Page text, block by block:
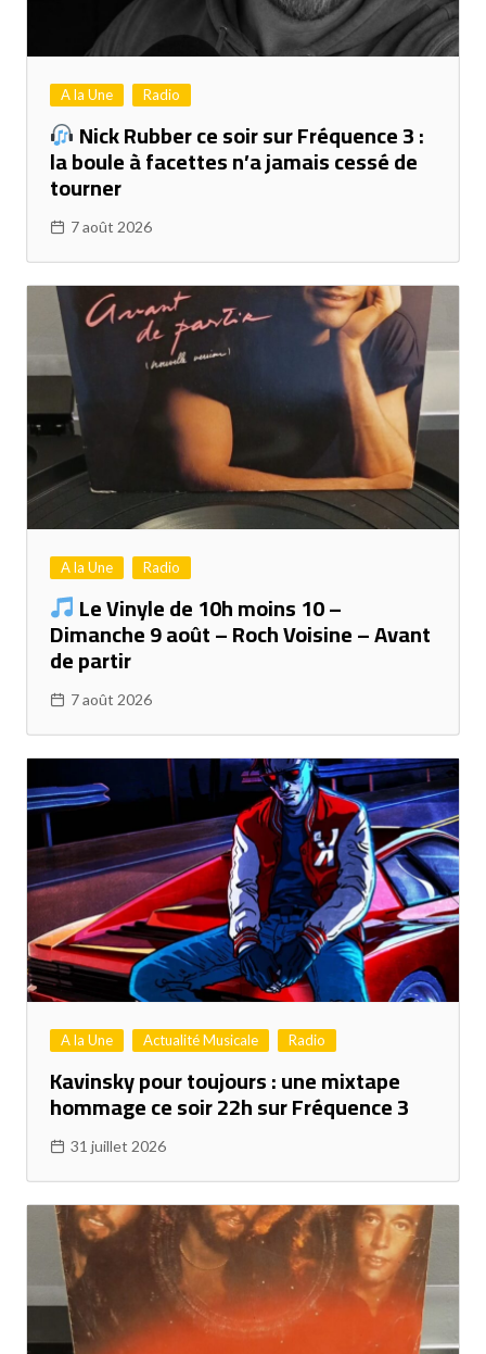
A la Une Radio
Nick Rubber ce soir sur Fréquence 3 :
la boule à facettes n’a jamais cessé de
tourner
7 août 2026
A la Une Radio
Le Vinyle de 10h moins 10 –
Dimanche 9 août – Roch Voisine – Avant
de partir
7 août 2026
A la Une Actualité Musicale Radio
Kavinsky pour toujours : une mixtape
hommage ce soir 22h sur Fréquence 3
31 juillet 2026